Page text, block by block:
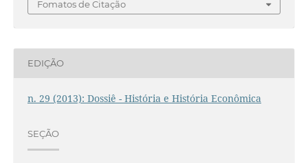
Fomatos de Citação
EDIÇÃO
n. 29 (2013): Dossiê - História e História Econômica
SEÇÃO